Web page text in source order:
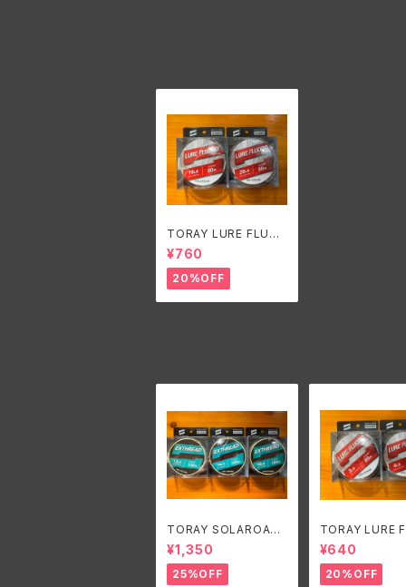
TORAY LURE FLUO
RO/東レ ルアーフロロ
16lb 20lb
¥760
20%OFF
TORAY SOLAROAM
EXTHREAD/東レ ソラ
ローム エクスレッド
¥1,350
25%OFF
TORAY LURE
RO/東レ ルアー
3lb,4lb
¥640
20%OFF